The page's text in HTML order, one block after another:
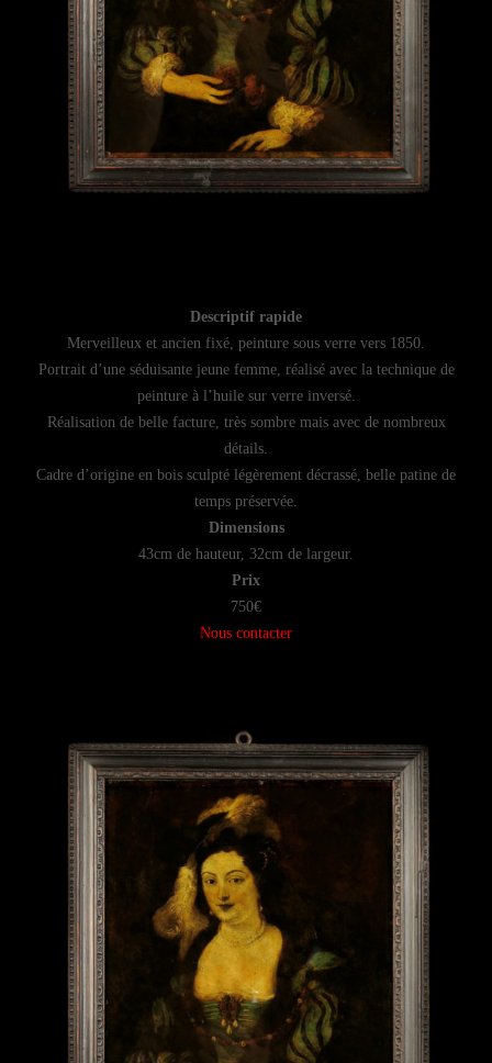
Descriptif rapide
Merveilleux et ancien fixé, peinture sous verre vers 1850.
Portrait d’une séduisante jeune femme, réalisé avec la technique de
peinture à l’huile sur verre inversé.
Réalisation de belle facture, très sombre mais avec de nombreux
détails.
Cadre d’origine en bois sculpté légèrement décrassé, belle patine de
temps préservée.
Dimensions
43cm de hauteur, 32cm de largeur.
Prix
750€
Nous contacter